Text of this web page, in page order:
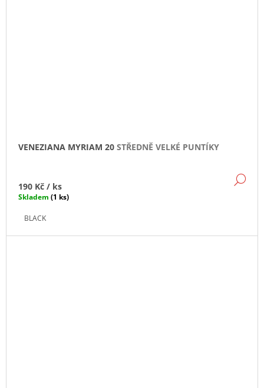
VENEZIANA MYRIAM 20 STŘEDNĚ VELKÉ PUNTÍKY
190 Kč / ks
Skladem (1 ks)
BLACK